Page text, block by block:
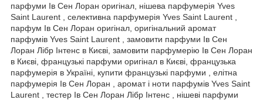
парфуми Ів Сен Лоран оригінал, нішева парфумерія Yves
Saint Laurent , селективна парфумерія Yves Saint Laurent ,
парфум Ів Сен Лоран оригінал, оригінальний аромат
парфумів Yves Saint Laurent , замовити парфуми Ів Сен
Лоран Лібр Інтенс в Києві, замовити парфумерію Ів Сен Лоран
в Києві, французькі парфуми оригінал в Києві, французька
парфумерія в Україні, купити французькі парфуми , елітна
парфумерія Ів Сен Лоран , аромат і ноти парфумів Yves Saint
Laurent , тестер Ів Сен Лоран Лібр Інтенс , нішеві парфуми